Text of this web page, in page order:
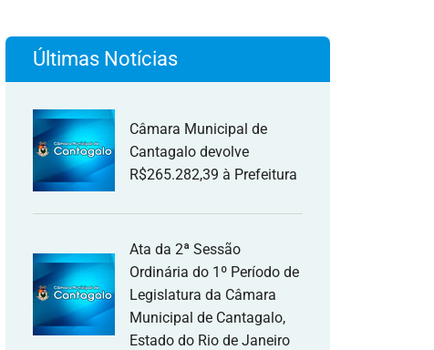
Últimas Notícias
Câmara Municipal de
Cantagalo devolve
R$265.282,39 à Prefeitura
Ata da 2ª Sessão
Ordinária do 1º Período de
Legislatura da Câmara
Municipal de Cantagalo,
Estado do Rio de Janeiro